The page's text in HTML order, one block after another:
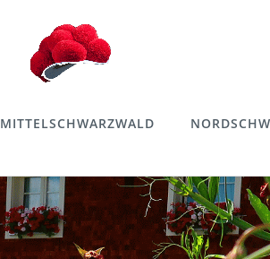
MITTELSCHWARZWALD